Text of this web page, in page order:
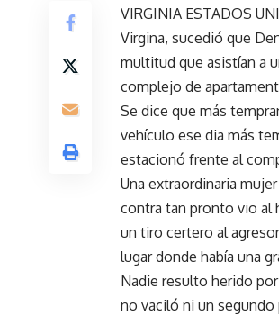
VIRGINIA ESTADOS
Virgina, sucedió que
multitud que asistían a
complejo de
Se dice que más
vehículo ese dia más
estacionó frente al
Una extraordinaria
contra tan pronto vio al
un tiro certero al
lugar donde había una
Nadie resulto herido
no vaciló ni un